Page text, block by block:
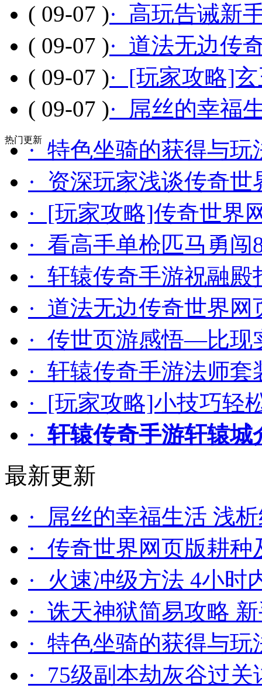
( 09-07 )· 高玩告诫新
( 09-07 )· 道法无边传
( 09-07 )· [玩家攻略]
( 09-07 )· 屌丝的幸福
热门更新· 特色坐骑的获得与玩
· 资深玩家浅谈传奇
· [玩家攻略]传奇世界
· 看高手单枪匹马勇闯
· 轩辕传奇手游祝融
· 道法无边传奇世界
· 传世页游感悟—比现
· 轩辕传奇手游法师
· [玩家攻略]小技巧轻
·轩辕传奇手游轩辕城
最新更新
· 屌丝的幸福生活 浅
· 传奇世界网页版耕种
· 火速冲级方法 4小时
· 诛天神狱简易攻略
· 特色坐骑的获得与玩
· 75级副本劫灰谷过关